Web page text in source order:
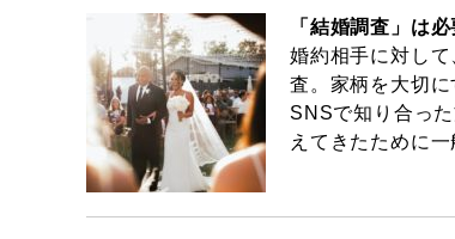
「結婚調査」は
婚約相手に対し
査。家柄を大切
SNSで知り合っ
えてきたために